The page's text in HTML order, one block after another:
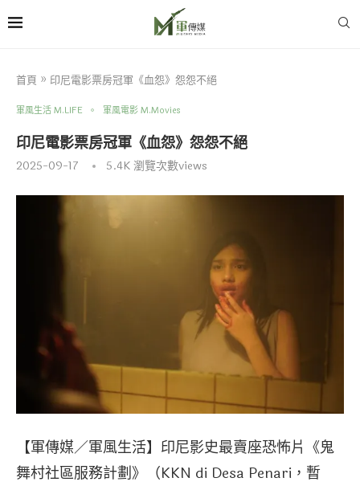
首頁 » 印尼電影票房冠軍《血怨》怨怨不絕
軍風生活 M.LIFE 軍風電影 M.Movies
印尼電影票房冠軍《血怨》怨怨不絕
2025-09-17 5.4K瀏覽次數views
【軍傳媒／軍風生活】印尼影史最賣座恐怖片《鬼
舞村社區服務計劃》（KKN di Desa Penari，暫